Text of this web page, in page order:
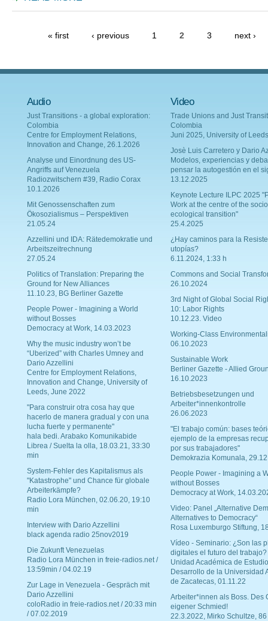
« first ‹ previous 1 2 3 next ›
Audio
Just Transitions - a global exploration:
Colombia
Centre for Employment Relations,
Innovation and Change, 26.1.2026
Analyse und Einordnung des US-
Angriffs auf Venezuela
Radiozwitschern #39, Radio Corax
10.1.2026
Mit Genossenschaften zum
Ökosozialismus – Perspektiven
21.05.24
Azzellini und IDA: Rätedemokratie und
Arbeitszeitrechnung
27.05.24
Politics of Translation: Preparing the
Ground for New Alliances
11.10.23, BG Berliner Gazette
People Power - Imagining a World
without Bosses
Democracy at Work, 14.03.2023
Why the music industry won’t be
“Uberized” with Charles Umney and
Dario Azzellini
Centre for Employment Relations,
Innovation and Change, University of
Leeds, June 2022
"Para construir otra cosa hay que
hacerlo de manera gradual y con una
lucha fuerte y permanente"
hala bedi. Arabako Komunikabide
Librea / Suelta la olla, 18.03.21, 33:30
min
System-Fehler des Kapitalismus als
"Katastrophe" und Chance für globale
Arbeiterkämpfe?
Radio Lora München, 02.06.20, 19:10
min
Interview with Dario Azzellini
black agenda radio 25nov2019
Die Zukunft Venezuelas
Radio Lora München in freie-radios.net /
13:59min / 04.02.19
Zur Lage in Venezuela - Gespräch mit
Dario Azzellini
coloRadio in freie-radios.net / 20:33 min
/ 07.02.2019
Video
Trade Unions and Just
Colombia
Juni 2025, University of Leeds
Josè Luis Carretero y Dario
Modelos, experiencias y
pensar la autogestión en el
13.12.2025
Keynote Lecture ILPC 2025
Work at the centre of the
ecological transition"
25.4.2025
¿Hay caminos para la
utopías?
6.11.2024, 1:33 h
Commons and Social
26.10.2024
3rd Night of Global Social
10: Labor Rights
10.12.23. Video
Working-Class
06.10.2023
Sustainable Work
Berliner Gazette - Allied
16.10.2023
Betriebsbesetzungen und
Arbeiter*innenkontrolle
26.06.2023
"El trabajo común: bases
ejemplo de la empresas
por sus trabajadores"
Demokrazia Komunala,
People Power - Imagining a
without Bosses
Democracy at Work,
Video: Panel „Alternative
Alternatives to Democracy“
Rosa Luxemburgo Stiftung,
Vídeo - Seminario: ¿Son las
digitales el futuro del trabajo?
Unidad Académica de
Desarrollo de la Universidad
de Zacatecas, 01.11.22
Arbeiter*innen als Boss. Des
eigener Schmied!
22.3.2022, Mirko Schultze, 86